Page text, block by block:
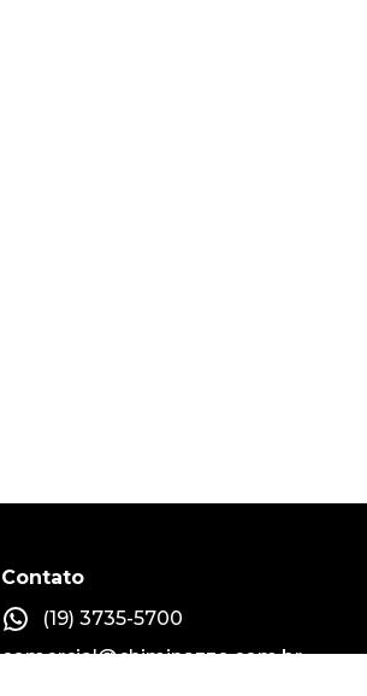
Contato
(19) 3735-5700
comercial@chiminazzo.com.br